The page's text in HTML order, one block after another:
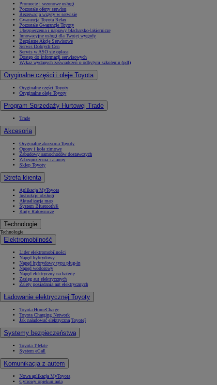
Promocje i sezonowe usługi
Pozostałe oferty serwisu
Rezerwacja wizyty w serwisie
Gwarancja Toyota Relax
Pozostałe Gwarancje Toyoty
Ubezpieczenia i naprawy blacharsko-lakiernicze
Innowacyjne usługi dla Twojej wygody
Bezpłatne Akcje Serwisowe
Serwis Dobrych Cen
Serwis w ASO się opłaca
Dostęp do informacji serwisowych
Wykaz wydanych zaświadczeń o odbytym szkoleniu (pdf)
Oryginalne części i oleje Toyota
Oryginalne części Toyoty
Oryginalne oleje Toyoty
Program Sprzedaży Hurtowej Trade
Trade
Akcesoria
Oryginalne akcesoria Toyoty
Opony i koła zimowe
Zabudowy samochodów dostawczych
Zabezpieczenia i alarmy
Sklep Toyoty
Strefa klienta
Aplikacja MyToyota
Instrukcje obsługi
Aktualizacja map
System Bluetooth®
Karty Ratownicze
Technologie
Technologie
Elektromobilność
Lider elektromobilności
Napęd hybrydowy
Napęd hybrydowy typu plug-in
Napęd wodorowy
Napęd elektryczny na baterię
Zasięg aut elektrycznych
Zalety posiadania aut elektrycznych
Ładowanie elektrycznej Toyoty
Toyota HomeCharge
Toyota Charging Network
Jak naładować elektryczną Toyotę?
Systemy bezpieczeństwa
Toyota T-Mate
System eCall
Komunikacja z autem
Nowa aplikacja MyToyota
Cyfrowy opiekun auta